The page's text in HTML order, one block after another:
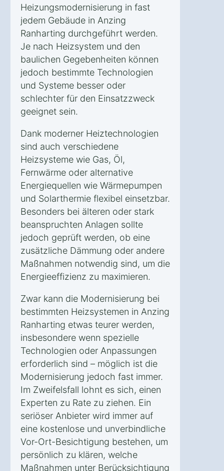
Heizungsmodernisierung in fast
jedem Gebäude in Anzing
Ranharting durchgeführt werden.
Je nach Heizsystem und den
baulichen Gegebenheiten können
jedoch bestimmte Technologien
und Systeme besser oder
schlechter für den Einsatzzweck
geeignet sein.
Dank moderner Heiztechnologien
sind auch verschiedene
Heizsysteme wie Gas, Öl,
Fernwärme oder alternative
Energiequellen wie Wärmepumpen
und Solarthermie flexibel einsetzbar.
Besonders bei älteren oder stark
beanspruchten Anlagen sollte
jedoch geprüft werden, ob eine
zusätzliche Dämmung oder andere
Maßnahmen notwendig sind, um die
Energieeffizienz zu maximieren.
Zwar kann die Modernisierung bei
bestimmten Heizsystemen in Anzing
Ranharting etwas teurer werden,
insbesondere wenn spezielle
Technologien oder Anpassungen
erforderlich sind – möglich ist die
Modernisierung jedoch fast immer.
Im Zweifelsfall lohnt es sich, einen
Experten zu Rate zu ziehen. Ein
seriöser Anbieter wird immer auf
eine kostenlose und unverbindliche
Vor-Ort-Besichtigung bestehen, um
persönlich zu klären, welche
Maßnahmen unter Berücksichtigung